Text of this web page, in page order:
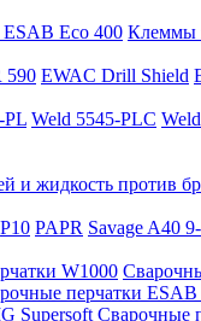
Eco 400 Клеммы
590 EWAC Drill Shield
PL Weld 5545-PLC
и жидкость против
P10 PAPR Savage A40
W1000
перчатки
Supersoft Сварочные